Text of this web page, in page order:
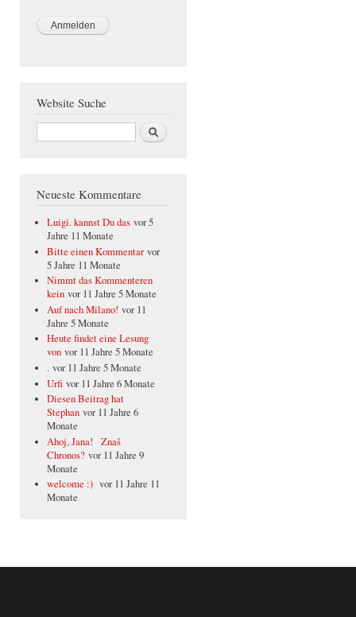
Website Suche
Suche
Neueste Kommentare
Luigi. kannst Du das vor 5
Jahre 11 Monate
Bitte einen Kommentar vor
5 Jahre 11 Monate
Nimmt das Kommenteren
kein vor 11 Jahre 5 Monate
Auf nach Milano! vor 11
Jahre 5 Monate
Heute findet eine Lesung
von vor 11 Jahre 5 Monate
. vor 11 Jahre 5 Monate
Urfi vor 11 Jahre 6 Monate
Diesen Beitrag hat
Stephan vor 11 Jahre 6
Monate
Ahoj, Jana! Znaš
Chronos? vor 11 Jahre 9
Monate
welcome :) vor 11 Jahre 11
Monate